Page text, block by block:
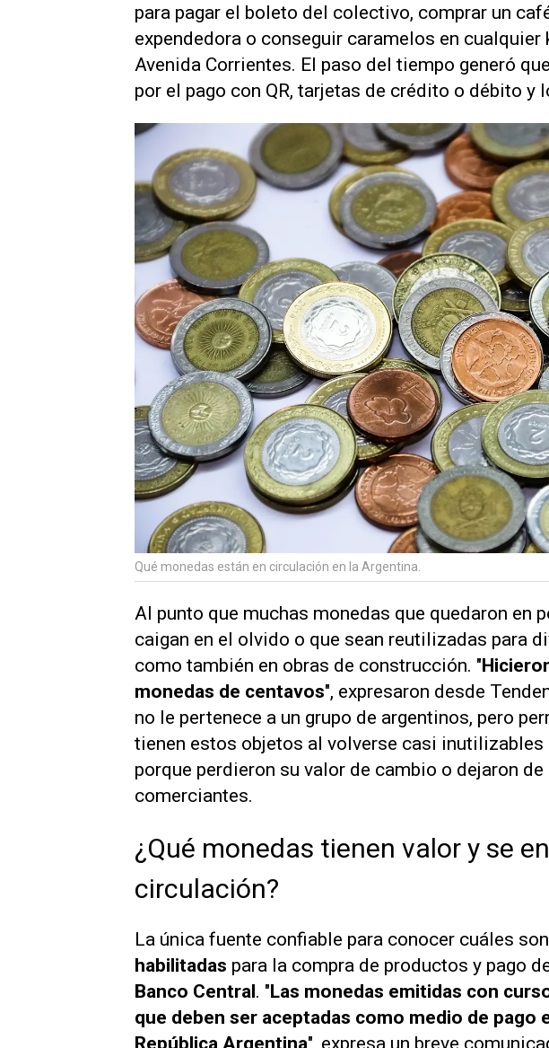
para pagar el boleto del colectivo, comprar un
expendedora o conseguir caramelos en
Avenida Corrientes. El paso del tiempo generó
por el pago con QR, tarjetas de crédito o débito y
Qué monedas están en circulación en la Argentina.
Al punto que muchas monedas que quedaron en
caigan en el olvido o que sean reutilizadas para
como también en obras de construcción. "
monedas de centavos", expresaron desde
no le pertenece a un grupo de argentinos, pero
tienen estos objetos al volverse casi inutilizables
porque perdieron su valor de cambio o dejaron
comerciantes.
¿Qué monedas tienen valor y se
circulación?
La única fuente confiable para conocer cuáles
habilitadas para la compra de productos y pago
Banco Central. "Las monedas emitidas con
que deben ser aceptadas como medio de
República Argentina", expresa un breve